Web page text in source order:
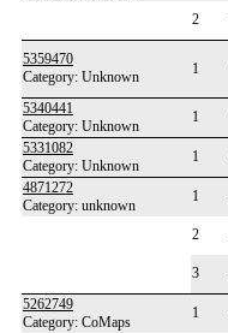
2
5359470
Category: Unknown
1
5340441
Category: Unknown
1
5331082
Category: Unknown
1
4871272
Category: unknown
1
2
3
5262749
Category: CoMaps
1